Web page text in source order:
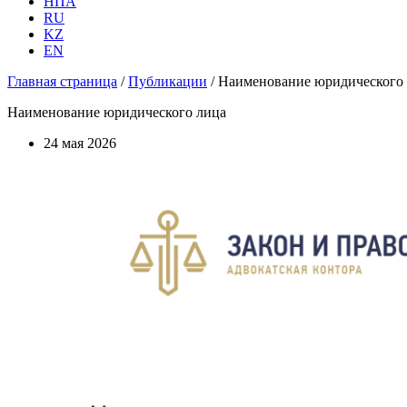
RU
KZ
EN
Главная страница /Публикации /Наименование юридического
Наименование юридического лица
24 мая 2026